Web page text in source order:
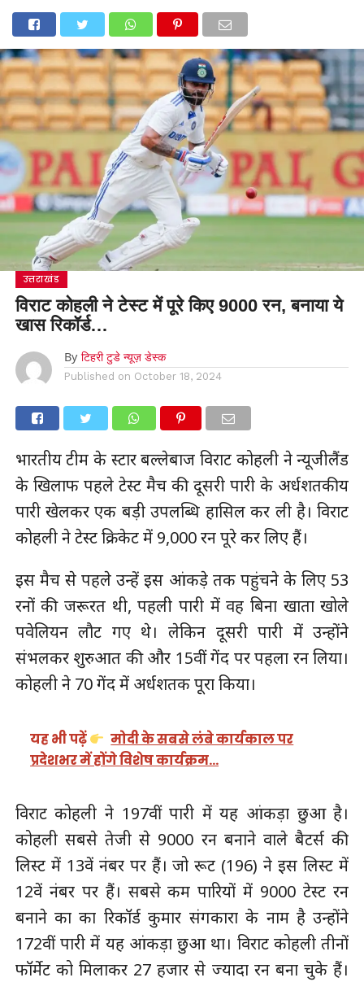
उत्तराखंड
विराट कोहली ने टेस्ट में पूरे किए 9000 रन, बनाया ये
खास रिकॉर्ड…
By टिहरी टुडे न्यूज़ डेस्क
Published on October 18, 2024
भारतीय टीम के स्टार बल्लेबाज विराट कोहली ने न्यूजीलैंड
के खिलाफ पहले टेस्ट मैच की दूसरी पारी के अर्धशतकीय
पारी खेलकर एक बड़ी उपलब्धि हासिल कर ली है। विराट
कोहली ने टेस्ट क्रिकेट में 9,000 रन पूरे कर लिए हैं।
इस मैच से पहले उन्हें इस आंकड़े तक पहुंचने के लिए 53
रनों की जरूरत थी, पहली पारी में वह बिना खाता खोले
पवेलियन लौट गए थे। लेकिन दूसरी पारी में उन्होंने
संभलकर शुरुआत की और 15वीं गेंद पर पहला रन लिया।
कोहली ने 70 गेंद में अर्धशतक पूरा किया।
यह भी पढ़ें
मोदी के सबसे लंबे कार्यकाल पर
प्रदेशभर में होंगे विशेष कार्यक्रम…
विराट कोहली ने 197वीं पारी में यह आंकड़ा छुआ है।
कोहली सबसे तेजी से 9000 रन बनाने वाले बैटर्स की
लिस्ट में 13वें नंबर पर हैं। जो रूट (196) ने इस लिस्ट में
12वें नंबर पर हैं। सबसे कम पारियों में 9000 टेस्ट रन
बनाने का का रिकॉर्ड कुमार संगकारा के नाम है उन्होंने
172वीं पारी में यह आंकड़ा छुआ था। विराट कोहली तीनों
फॉर्मेट को मिलाकर 27 हजार से ज्यादा रन बना चुके हैं।